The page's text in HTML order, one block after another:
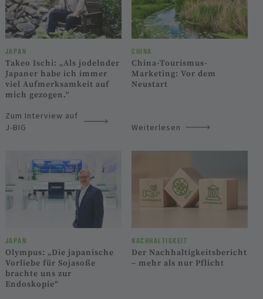
JAPAN
Takeo Ischi: „Als jodelnder
Japaner habe ich immer
viel Auf­merk­sam­keit auf
mich gezogen.“
Zum Interview auf
J-BIG
CHINA
China-Tourismus-
Marketing: Vor dem
Neustart
Weiterlesen
JAPAN
Olympus: „Die japanische
Vorliebe für Sojasoße
brachte uns zur
Endoskopie“
NACHHALTIGKEIT
Der Nach­haltig­keits­bericht
– mehr als nur Pflicht